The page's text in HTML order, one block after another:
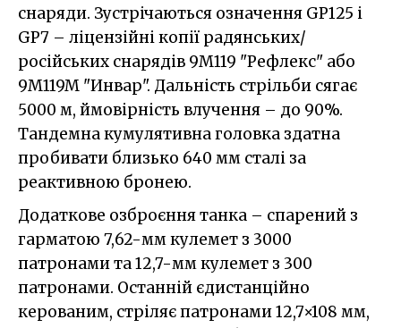
снаряди. Зустрічаються означення GP125 i
GP7 – ліцензійні копії радянських/
російських снарядів 9M119 "Рефлекс" або
9M119M "Инвар". Дальність стрільби сягає
5000 м, ймовірність влучення – до 90%.
Тандемна кумулятивна головка здатна
пробивати близько 640 мм сталі за
реактивною бронею.
Додаткове озброєння танка – спарений з
гарматою 7,62-мм кулемет з 3000
патронами та 12,7-мм кулемет з 300
патронами. Останній єдистанційно
керованим, стріляє патронами 12,7×108 мм,